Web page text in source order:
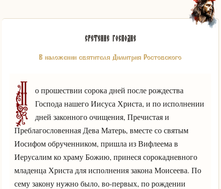
Сретение Господне
В изложении святителя Димитрия Ростовского
П
о прошествии сорока дней после рождества
Господа нашего Иисуса Христа, и по исполнении
дней законного очищения, Пречистая и
Преблагословенная Дева Матерь, вместе со святым
Иосифом обрученником, пришла из Вифлеема в
Иерусалим ко храму Божию, принеся сорокадневного
младенца Христа для исполнения закона Моисеева. По
сему закону нужно было, во-первых, по рождении